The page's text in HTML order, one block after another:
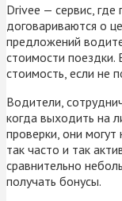
Drivee — сервис,
договариваются о
предложений
стоимости поездки.
стоимость, если не
Водители,
когда выходить на
проверки, они
так часто и так
сравнительно
получать бонусы.